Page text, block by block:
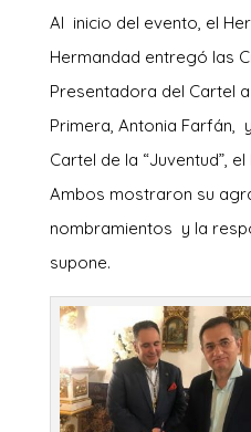
Al inicio del evento, el
Hermandad entregó las
Presentadora del Cartel
Primera, Antonia Farfán,
Cartel de la “Juventud”,
Ambos mostraron su
nombramientos y la
supone.